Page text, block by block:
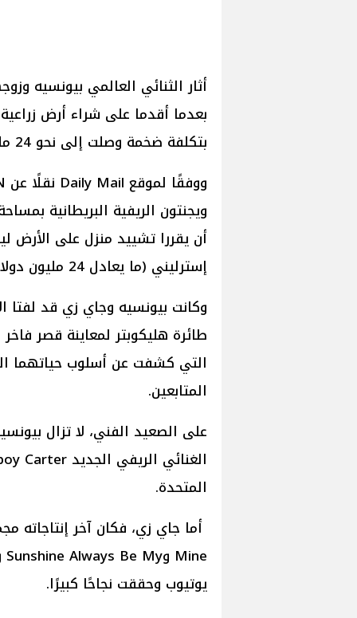
أثار الثنائي العالمي بيونسيه
بعدما أقدما على شراء أرض
بتكلفة ضخمة وصلت إلى نحو 24 مليون دولار.
إسترليني (ما يعادل 24 مليون دولار أمريكي).
وكانت بيونسيه وجاي زي قد
طائرة هليكوبتر لمعاينة قصر
التي كشفت عن أسلوب حياتهما
المتابعين.
على الصعيد الفني، لا تزال
المتحدة.
يوتيوب وحققت نجاحًا كبيرًا.